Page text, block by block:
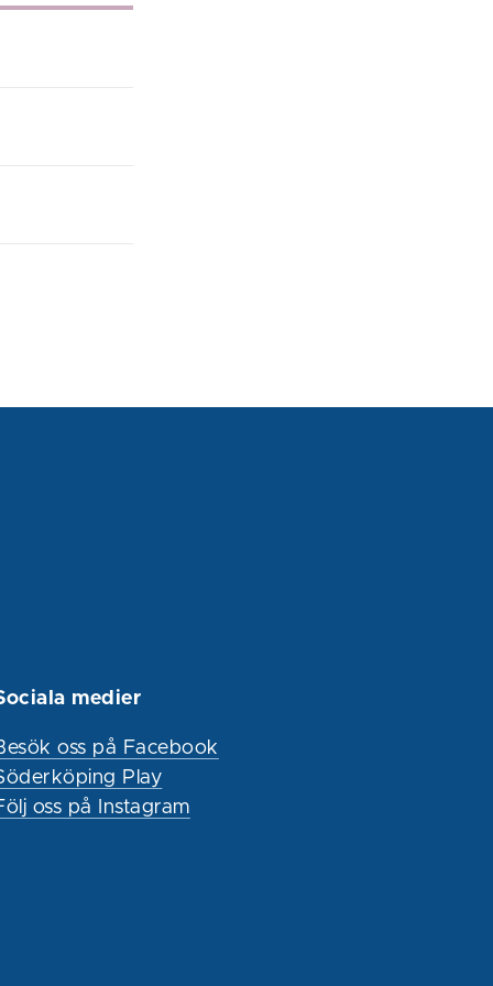
medier
oss på Facebook
Play
oss på Instagram